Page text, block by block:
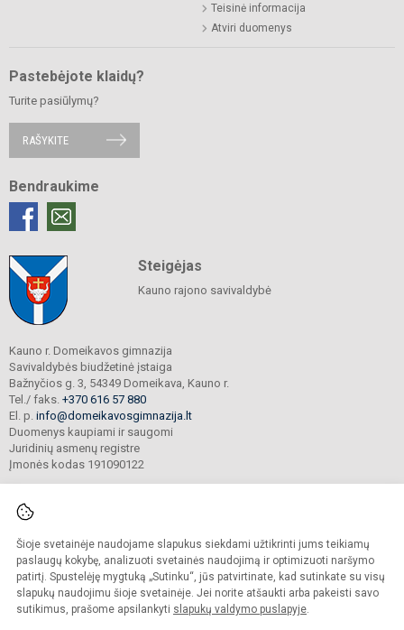
Šioje svetainėje naudojame slapukus siekdami užtikrinti jums teikiamų
paslaugų kokybę, analizuoti svetainės naudojimą ir optimizuoti naršymo
patirtį. Spustelėję mygtuką „Sutinku“, jūs patvirtinate, kad sutinkate su visų
slapukų naudojimu šioje svetainėje. Jei norite atšaukti arba pakeisti savo
sutikimus, prašome apsilankyti slapukų valdymo puslapyje.
Teisinė informacija
Atviri duomenys
Pastebėjote klaidų?
Turite pasiūlymų?
RAŠYKITE
Bendraukime
Steigėjas
Kauno rajono savivaldybė
Kauno r. Domeikavos gimnazija
Savivaldybės biudžetinė įstaiga
Bažnyčios g. 3, 54349 Domeikava, Kauno r.
Tel./ faks. +370 616 57 880
El. p. info@domeikavosgimnazija.lt
Duomenys kaupiami ir saugomi
Juridinių asmenų registre
Įmonės kodas 191090122
© 2021. Kauno r. Domeikavos gimnazija. Visos teisės saugomos.
Kopijuoti turinį be raštiško gimnazijos sutikimo griežtai draudžiama.
Prieinamumo paraiška Slapukų valdymas
Sumanus būdas atnaujinti